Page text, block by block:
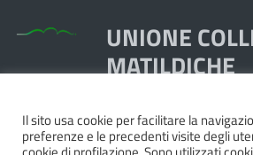
UNIONE
MATILDICHE
Piazza Dante, 1,
42020 Quattro Castella RE
Il sito usa cookie per facilitare la
preferenze e le precedenti visite degli
cookie di profilazione. Sono utilizzati